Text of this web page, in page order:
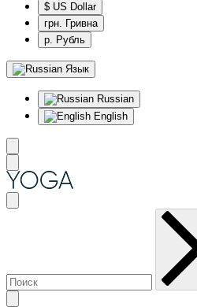
$ US Dollar
грн. Гривна
р. Рубль
Язык
Russian
English